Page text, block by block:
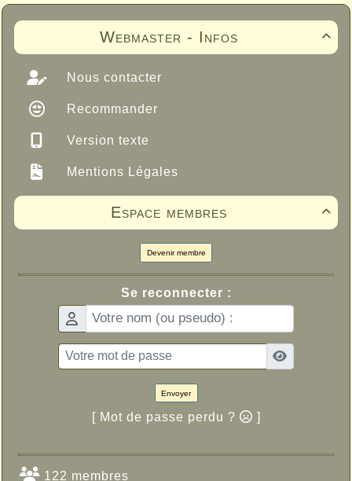

Webmaster - Infos
Nous contacter
Recommander
Version texte
Mentions Légales

Espace membres
Devenir membre
Se reconnecter :
Envoyer
[ Mot de passe perdu ? ]
122 membres